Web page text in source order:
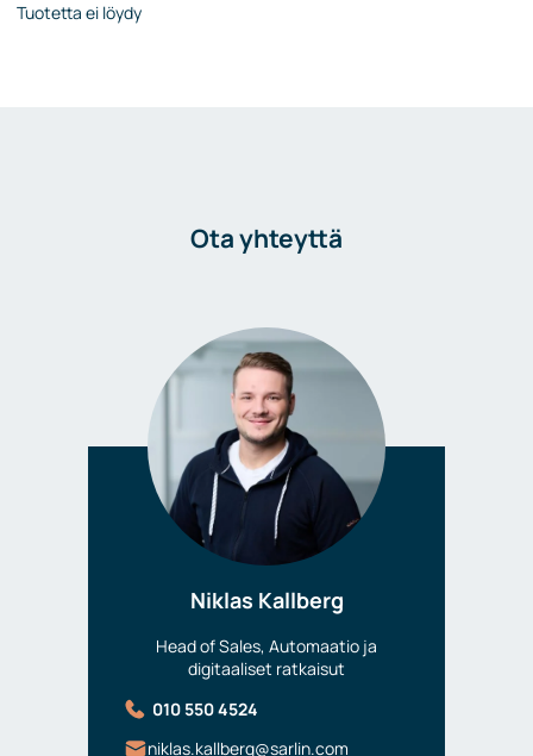
Tuotetta ei löydy
Ota yhteyttä
Niklas Kallberg
Head of Sales, Automaatio ja
digitaaliset ratkaisut
010 550 4524
niklas.kallberg@sarlin.com